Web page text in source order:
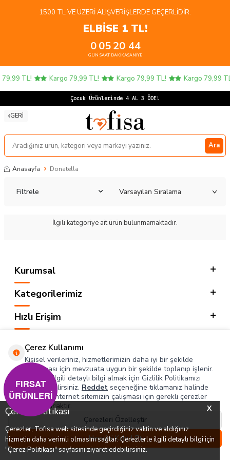
X
Çerez Politikası
Çerezler, Tofisa web sitesinde geçirdiğiniz vaktin ve aldığınız
hizmetin daha verimli olmasını sağlar. Çerezlerle ilgili detaylı bilgi için
"Çerez Politikası" sayfasını ziyaret edebilirsiniz.
1500 TL VE ÜZERI ALIŞVERIŞLERDE GEÇERLIDIR.
ELBİSE 1 TL!
0
GÜN
05
SAAT
20
DAKIKA
44
SANIYE
TL! Kargo 79,99 TL! Kargo 79,99 TL! Kargo 79,99
Çocuk Ürünlerinde 4 AL 3 ÖDE!
GERI
Ara
Menü
0
Favorilerim Hesabım Sepetim
Anasayfa Donatella
Filtrele
İlgili kategoriye ait ürün bulunmamaktadır.
Kurumsal
Kategorilerimiz
Hızlı Erişim
Adres & İletişim
T-SOFT
Çerez Kullanımı
Kişisel verileriniz, hizmetlerimizin daha iyi bir şekilde
sunulması için mevzuata uygun bir şekilde toplanıp işlenir.
Konuyla ilgili detaylı bilgi almak için Gizlilik Politikamızı
inceleyebilirsiniz. Reddet seçeneğine tıklamanız halinde
yalnızca internet sitemizin çalışması için gerekli çerezler
kullanılacaktır.
Çerezleri Özelleştir
Hepsini Kabul Et
FIRSAT
ÜRÜNLERİ